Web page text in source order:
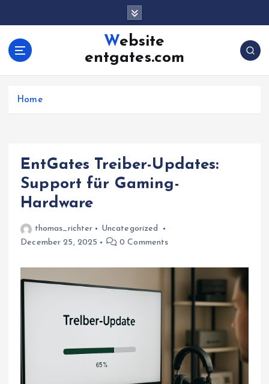
o
Website
entgates.com
Home
EntGates Treiber-Updates:
Support für Gaming-
Hardware
thomas_richter
Uncategorized
December 25, 2025
0 Comments